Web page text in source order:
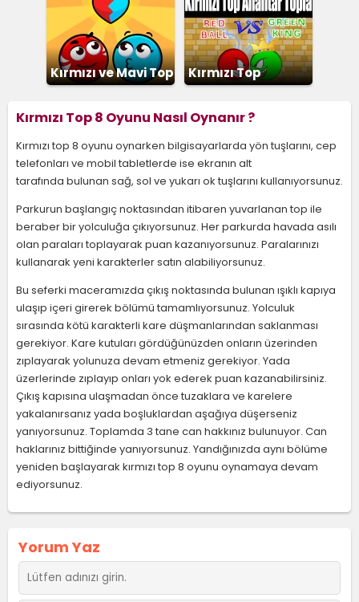
Kırmızı ve Mavi Top
Kırmızı Top
Kırmızı Top 8 Oyunu Nasıl Oynanır ?
Kırmızı top 8 oyunu oynarken bilgisayarlarda yön tuşlarını, cep
telefonları ve mobil tabletlerde ise ekranın alt
tarafında bulunan sağ, sol ve yukarı ok tuşlarını kullanıyorsunuz.
Parkurun başlangıç noktasından itibaren yuvarlanan top ile
beraber bir yolculuğa çıkıyorsunuz. Her parkurda havada asılı
olan paraları toplayarak puan kazanıyorsunuz. Paralarınızı
kullanarak yeni karakterler satın alabiliyorsunuz.
Bu seferki maceramızda çıkış noktasında bulunan ışıklı kapıya
ulaşıp içeri girerek bölümü tamamlıyorsunuz. Yolculuk
sırasında kötü karakterli kare düşmanlarından saklanması
gerekiyor. Kare kutuları gördüğünüzden onların üzerinden
zıplayarak yolunuza devam etmeniz gerekiyor. Yada
üzerlerinde zıplayıp onları yok ederek puan kazanabilirsiniz.
Çıkış kapısına ulaşmadan önce tuzaklara ve karelere
yakalanırsanız yada boşluklardan aşağıya düşerseniz
yanıyorsunuz. Toplamda 3 tane can hakkınız bulunuyor. Can
haklarınız bittiğinde yanıyorsunuz. Yandığınızda aynı bölüme
yeniden başlayarak kırmızı top 8 oyunu oynamaya devam
ediyorsunuz.
Yorum Yaz